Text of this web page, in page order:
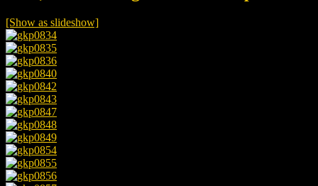
[Show as slideshow]